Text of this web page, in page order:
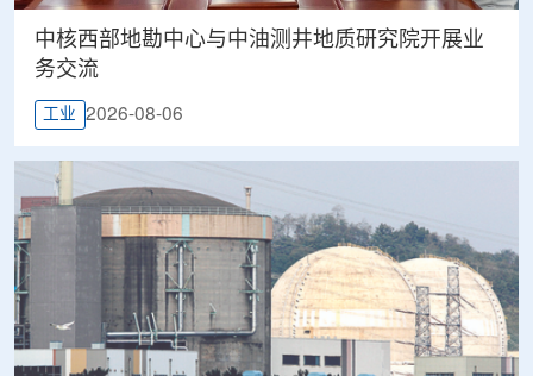
中核西部地勘中心与中油测井地质研究院开展业
务交流
工业 2026-08-06